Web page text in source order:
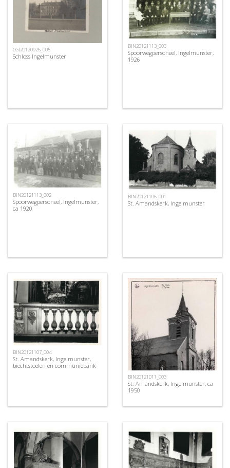
CGI20120926_005
Schloss Ingelmunster
BIN20121113_003
Spoorwegpersoneel, Ingelmunster,
1926
BIN20121113_002
Spoorwegpersoneel, Ingelmunster,
ca 1920
BIN20121106_001
St. Amandskerk, Ingelmunster
BIN20121107_004
St. Amandskerk, Ingelmunster,
biechtstoelen en communiebank
BIN20121011_003
St. Amandskerk, Ingelmunster, ca
1950